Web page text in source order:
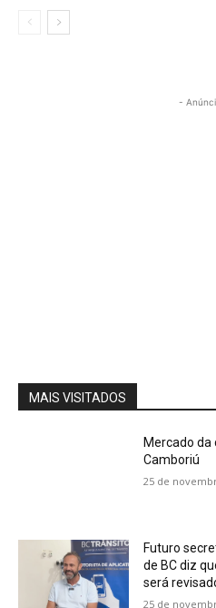
-
MAIS VISITADOS
Mercado da
Camboriú
25 de
Futuro
de BC diz
será
25 de